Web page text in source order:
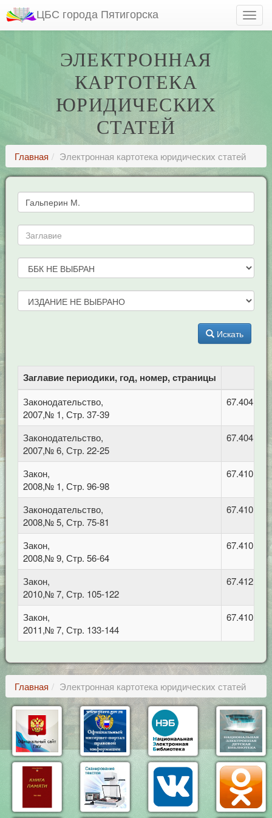
ЦБС города Пятигорска
ЭЛЕКТРОННАЯ
КАРТОТЕКА
ЮРИДИЧЕСКИХ
СТАТЕЙ
Главная Электронная картотека юридических статей
Искать
Заглавие периодики, год, номер, страницы
Законодательство,
2007,№ 1, Стр. 37-39
67.404
Законодательство,
2007,№ 6, Стр. 22-25
67.404
Закон,
2008,№ 1, Стр. 96-98
67.410
Законодательство,
2008,№ 5, Стр. 75-81
67.410
Закон,
2008,№ 9, Стр. 56-64
67.410
Закон,
2010,№ 7, Стр. 105-122
67.412.2
Закон,
2011,№ 7, Стр. 133-144
67.410
Главная Электронная картотека юридических статей